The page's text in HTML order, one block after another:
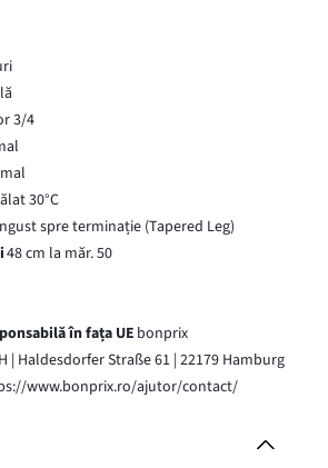
3/4
30°C
spre terminație (Tapered Leg)
48 cm la măr. 50
în fața UE bonprix
| Haldesdorfer Straße 61 | 22179 Hamburg
www.bonprix.ro/ajutor/contact/